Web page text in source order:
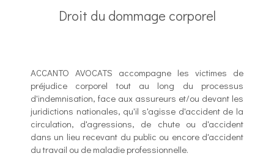
Droit du dommage corporel
ACCANTO AVOCATS accompagne les victimes de
préjudice corporel tout au long du processus
d'indemnisation, face aux assureurs et/ou devant les
juridictions nationales, qu'il s'agisse d'accident de la
circulation, d'agressions, de chute ou d'accident
dans un lieu recevant du public ou encore d'accident
du travail ou de maladie professionnelle.